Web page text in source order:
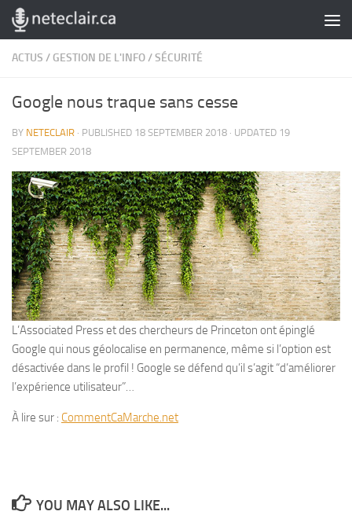
Skip to content
ACTUS / GESTION DE L'INFO/SÉCURITÉ
Google nous traque sans cesse
BY NETECLAIR · PUBLISHED 18 SEPTEMBER 2018 · UPDATED 19
SEPTEMBER 2018
L’Associated Press et des chercheurs de Princeton ont épinglé
Google qui nous géolocalise en permanence, même si l’option est
désactivée dans le profil ! Google se défend qu’il s’agit “d’améliorer
l’expérience utilisateur”…
À lire sur : CommentCaMarche.net
YOU MAY ALSO LIKE...